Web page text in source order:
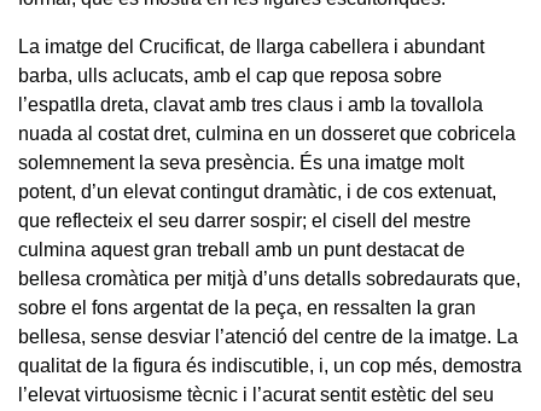
La imatge del Crucificat, de llarga cabellera i abundant
barba, ulls aclucats, amb el cap que reposa sobre
l’espatlla dreta, clavat amb tres claus i amb la tovallola
nuada al costat dret, culmina en un dosseret que cobricela
solemnement la seva presència. És una imatge molt
potent, d’un elevat contingut dramàtic, i de cos extenuat,
que reflecteix el seu darrer sospir; el cisell del mestre
culmina aquest gran treball amb un punt destacat de
bellesa cromàtica per mitjà d’uns detalls sobredaurats que,
sobre el fons argentat de la peça, en ressalten la gran
bellesa, sense desviar l’atenció del centre de la imatge. La
qualitat de la figura és indiscutible, i, un cop més, demostra
l’elevat virtuosisme tècnic i l’acurat sentit estètic del seu